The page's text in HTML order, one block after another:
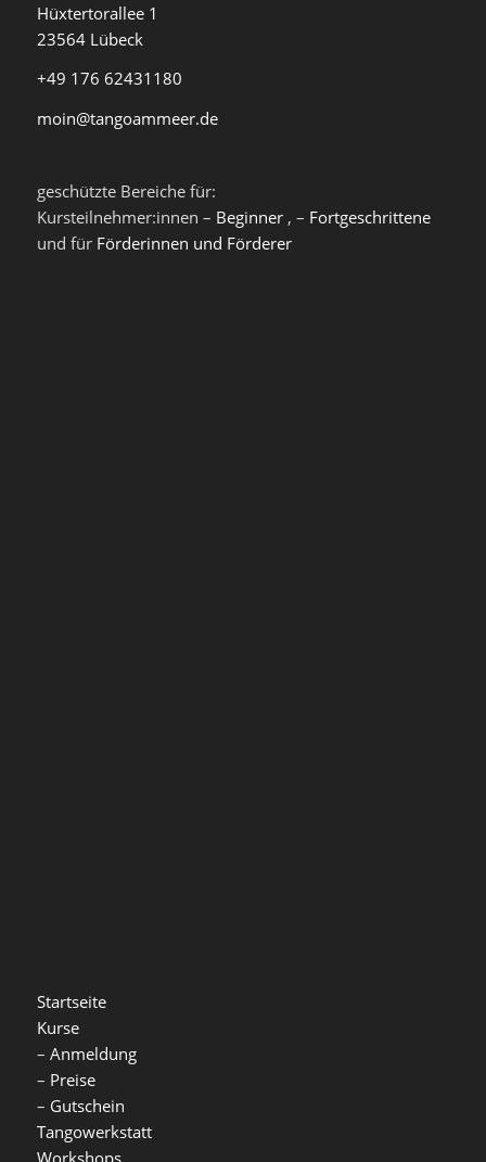
Hüxtertorallee 1
23564 Lübeck
+49 176 62431180
moin@tangoammeer.de
geschützte Bereiche für:
Kursteilnehmer:innen – Beginner, – Fortgeschrittene
und für Förderinnen und Förderer
Startseite
Kurse
– Anmeldung
– Preise
– Gutschein
Tangowerkstatt